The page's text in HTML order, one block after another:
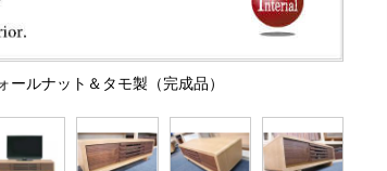
ルナット＆タモ製（完成品）